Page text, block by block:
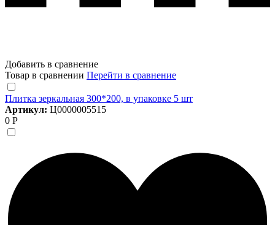
Добавить в сравнение
Товар в сравнении Перейти в сравнение
Плитка зеркальная 300*200, в упаковке 5 шт
Артикул: Ц0000005515
0 Р